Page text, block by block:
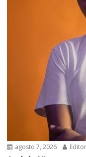
agosto 7, 2026 Editor